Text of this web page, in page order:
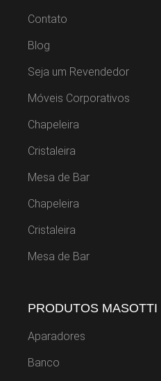
Contato
Blog
Seja um Revendedor
Móveis Corporativos
Chapeleira
Cristaleira
Mesa de Bar
Chapeleira
Cristaleira
Mesa de Bar
PRODUTOS MASOTTI
Aparadores
Banco